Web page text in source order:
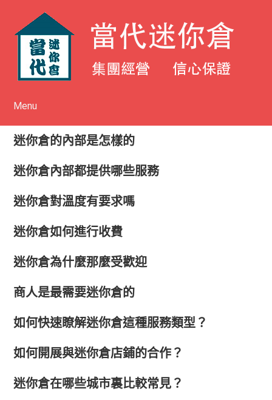
Menu
迷你倉的內部是怎樣的
迷你倉內部都提供哪些服務
迷你倉對溫度有要求嗎
迷你倉如何進行收費
迷你倉為什麼那麼受歡迎
商人是最需要迷你倉的
如何快速瞭解迷你倉這種服務類型？
如何開展與迷你倉店鋪的合作？
迷你倉在哪些城市裏比較常見？